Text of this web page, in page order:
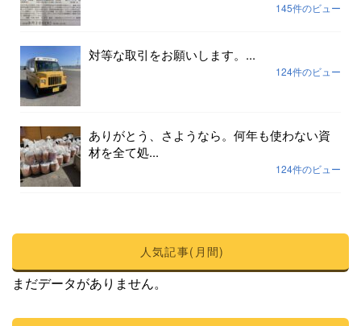
145件のビュー
対等な取引をお願いします。...
124件のビュー
ありがとう、さようなら。何年も使わない資
材を全て処...
124件のビュー
人気記事(月間)
まだデータがありません。